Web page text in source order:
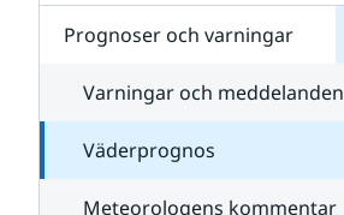
Prognoser och varningar
Varningar och meddelanden
Väderprognos
Meteorologens kommentar